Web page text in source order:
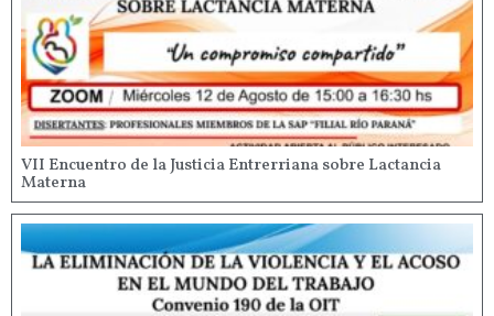
VII Encuentro de la Justicia Entrerriana sobre Lactancia
Materna